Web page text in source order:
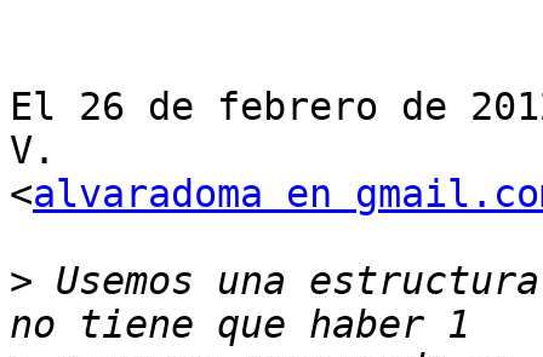
El 26 de febrero de
V.
<alvaradoma en
> Usemos una